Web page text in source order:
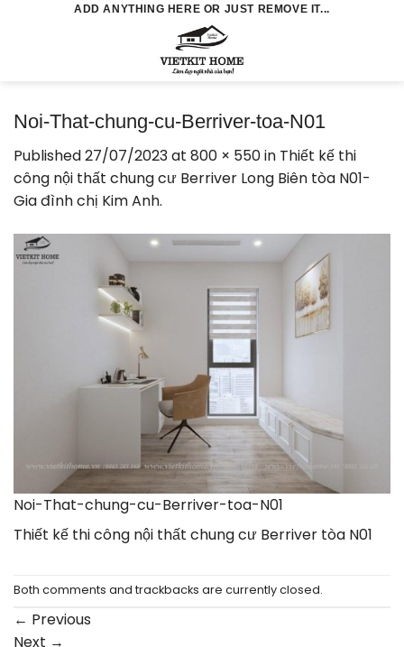
ADD ANYTHING HERE OR JUST REMOVE IT...
Noi-That-chung-cu-Berriver-toa-N01
Published27/07/2023at 800 × 550in Thiết kế thi
công nội thất chung cư Berriver Long Biên tòa N01-
Gia đình chị Kim Anh.
Noi-That-chung-cu-Berriver-toa-N01
Thiết kế thi công nội thất chung cư Berriver tòa N01
Both comments and trackbacks are currently closed.
← Previous
Next →